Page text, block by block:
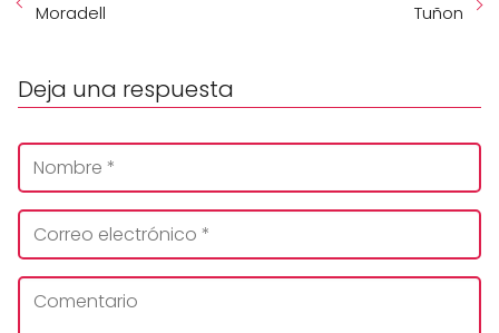
Moradell Tuñon
Deja una respuesta